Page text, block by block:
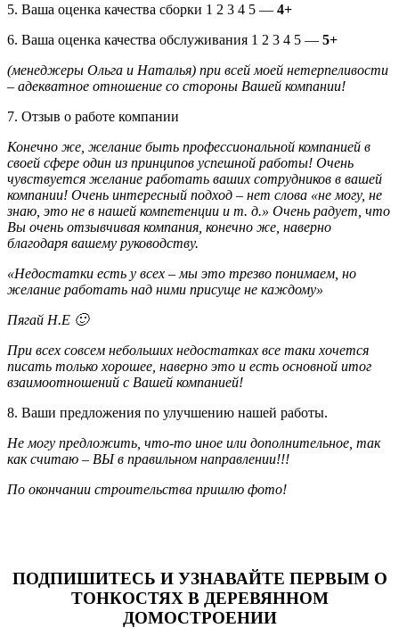
5. Ваша оценка качества сборки 1 2 3 4 5 — 4+
6. Ваша оценка качества обслуживания 1 2 3 4 5 — 5+
(менеджеры Ольга и Наталья) при всей моей нетерпеливости
– адекватное отношение со стороны Вашей компании!
7. Отзыв о работе компании
Конечно же, желание быть профессиональной компанией в
своей сфере один из принципов успешной работы! Очень
чувствуется желание работать ваших сотрудников в вашей
компании! Очень интересный подход – нет слова «не могу, не
знаю, это не в нашей компетенции и т. д.» Очень радует, что
Вы очень отзывчивая компания, конечно же, наверно
благодаря вашему руководству.
«Недостатки есть у всех – мы это трезво понимаем, но
желание работать над ними присуще не каждому»
Пягай Н.Е 🙂
При всех совсем небольших недостатках все таки хочется
писать только хорошее, наверно это и есть основной итог
взаимоотношений с Вашей компанией!
8. Ваши предложения по улучшению нашей работы.
Не могу предложить, что-то иное или дополнительное, так
как считаю – ВЫ в правильном направлении!!!
По окончании строительства пришлю фото!
ПОДПИШИТЕСЬ И УЗНАВАЙТЕ ПЕРВЫМ О
ТОНКОСТЯХ В ДЕРЕВЯННОМ
ДОМОСТРОЕНИИ